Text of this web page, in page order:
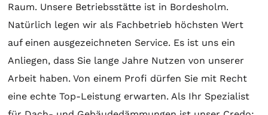
Raum. Unsere Betriebsstätte ist in Bordesholm.
Natürlich legen wir als Fachbetrieb höchsten Wert
auf einen ausgezeichneten Service. Es ist uns ein
Anliegen, dass Sie lange Jahre Nutzen von unserer
Arbeit haben. Von einem Profi dürfen Sie mit Recht
eine echte Top-Leistung erwarten. Als Ihr Spezialist